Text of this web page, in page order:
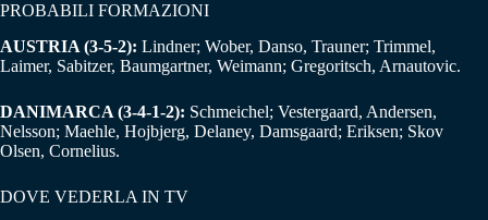
PROBABILI FORMAZIONI
AUSTRIA (3-5-2): Lindner; Wober, Danso, Trauner; Trimmel,
Laimer, Sabitzer, Baumgartner, Weimann; Gregoritsch, Arnautovic.
DANIMARCA (3-4-1-2): Schmeichel; Vestergaard, Andersen,
Nelsson; Maehle, Hojbjerg, Delaney, Damsgaard; Eriksen; Skov
Olsen, Cornelius.
DOVE VEDERLA IN TV